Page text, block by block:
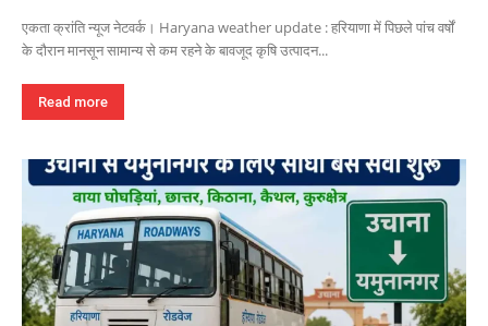
एकता क्रांति न्यूज नेटवर्क। Haryana weather update : हरियाणा में पिछले पांच वर्षों
के दौरान मानसून सामान्य से कम रहने के बावजूद कृषि उत्पादन...
Read more